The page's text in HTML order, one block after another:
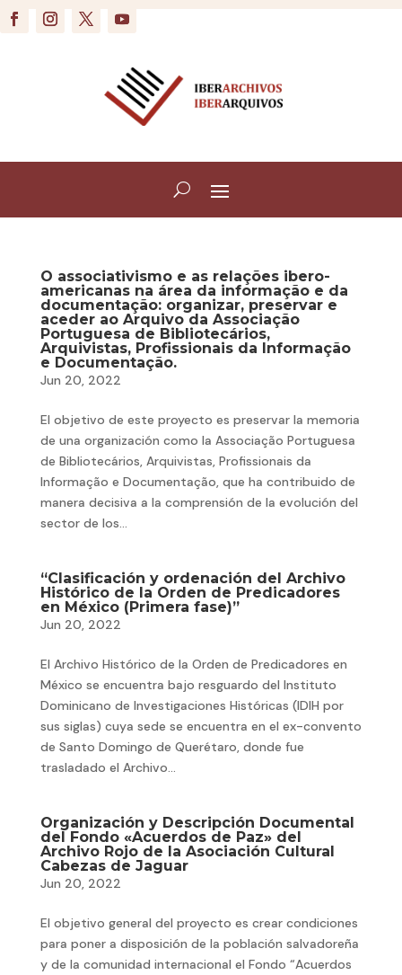
O associativismo e as relações ibero-
americanas na área da informação e da
documentação: organizar, preservar e
aceder ao Arquivo da Associação
Portuguesa de Bibliotecários,
Arquivistas, Profissionais da Informação
e Documentação.
Jun 20, 2022
El objetivo de este proyecto es preservar la memoria
de una organización como la Associação Portuguesa
de Bibliotecários, Arquivistas, Profissionais da
Informação e Documentação, que ha contribuido de
manera decisiva a la comprensión de la evolución del
sector de los...
“Clasificación y ordenación del Archivo
Histórico de la Orden de Predicadores
en México (Primera fase)”
Jun 20, 2022
El Archivo Histórico de la Orden de Predicadores en
México se encuentra bajo resguardo del Instituto
Dominicano de Investigaciones Históricas (IDIH por
sus siglas) cuya sede se encuentra en el ex-convento
de Santo Domingo de Querétaro, donde fue
trasladado el Archivo...
Organización y Descripción Documental
del Fondo «Acuerdos de Paz» del
Archivo Rojo de la Asociación Cultural
Cabezas de Jaguar
Jun 20, 2022
El objetivo general del proyecto es crear condiciones
para poner a disposición de la población salvadoreña
y de la comunidad internacional el Fondo “Acuerdos